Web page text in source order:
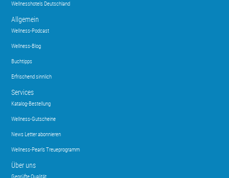
Wellnesshotels Deutschland
Allgemein
Wellness-Podcast
Wellness-Blog
Buchtipps
Erfrischend sinnlich
Services
Katalog-Bestellung
Wellness-Gutscheine
News Letter abonnieren
Wellness-Pearls Treueprogramm
Über uns